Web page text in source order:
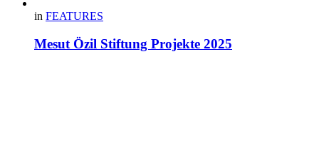
in FEATURES
Mesut Özil Stiftung Projekte 2025